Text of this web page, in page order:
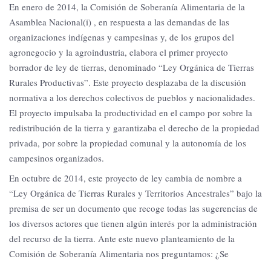
En enero de 2014, la Comisión de Soberanía Alimentaria de la
Asamblea Nacional(i) , en respuesta a las demandas de las
organizaciones indígenas y campesinas y, de los grupos del
agronegocio y la agroindustria, elabora el primer proyecto
borrador de ley de tierras, denominado “Ley Orgánica de Tierras
Rurales Productivas”. Este proyecto desplazaba de la discusión
normativa a los derechos colectivos de pueblos y nacionalidades.
El proyecto impulsaba la productividad en el campo por sobre la
redistribución de la tierra y garantizaba el derecho de la propiedad
privada, por sobre la propiedad comunal y la autonomía de los
campesinos organizados.
En octubre de 2014, este proyecto de ley cambia de nombre a
“Ley Orgánica de Tierras Rurales y Territorios Ancestrales” bajo la
premisa de ser un documento que recoge todas las sugerencias de
los diversos actores que tienen algún interés por la administración
del recurso de la tierra. Ante este nuevo planteamiento de la
Comisión de Soberanía Alimentaria nos preguntamos: ¿Se